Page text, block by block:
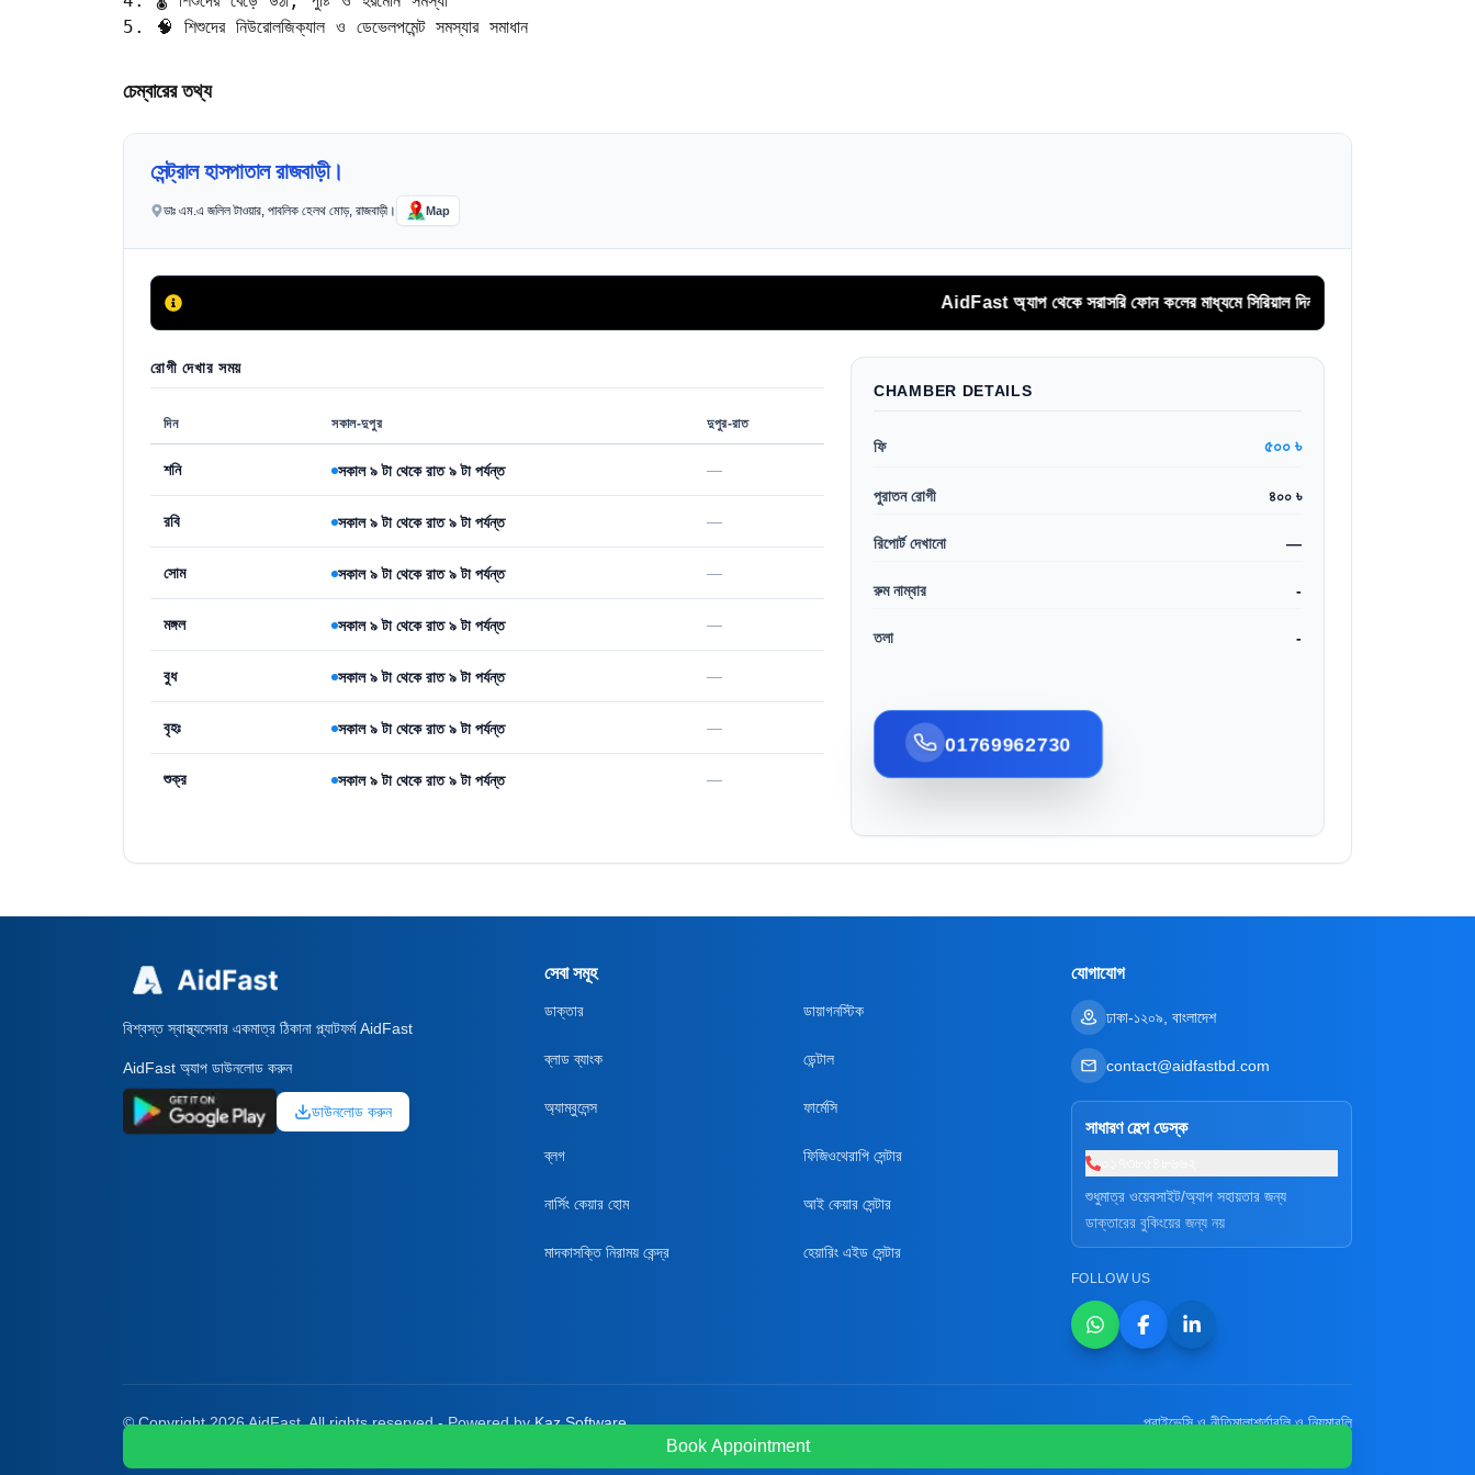
5. 🧠 শিশুদের নিউরোলজিক্যাল ও ডেভেলপমেন্ট সমস্যার সমাধান
চেম্বারের তথ্য
সেন্ট্রাল হাসপাতাল রাজবাড়ী।
ডাঃ এম.এ জলিল টাওয়ার, পাবলিক হেলথ মোড়, রাজবাড়ী। Map
AidFast অ্যাপ থেকে সরাসরি ফোন কলের মাধ্যমে সিরিয়াল দিন।
রোগী দেখার সময়
দিন সকাল-দুপুর দুপুর-রাত
শনি সকাল ৯ টা থেকে রাত ৯ টা পর্যন্ত —
রবি সকাল ৯ টা থেকে রাত ৯ টা পর্যন্ত —
সোম সকাল ৯ টা থেকে রাত ৯ টা পর্যন্ত —
মঙ্গল সকাল ৯ টা থেকে রাত ৯ টা পর্যন্ত —
বুধ সকাল ৯ টা থেকে রাত ৯ টা পর্যন্ত —
বৃহঃ সকাল ৯ টা থেকে রাত ৯ টা পর্যন্ত —
শুক্র সকাল ৯ টা থেকে রাত ৯ টা পর্যন্ত —
CHAMBER DETAILS
ফি ৫০০ ৳
পুরাতন রোগী ৪০০ ৳
রিপোর্ট দেখানো —
রুম নাম্বার -
তলা -
01769962730
Book Appointment
বিশ্বস্ত স্বাস্থ্যসেবার একমাত্র ঠিকানা প্ল্যাটফর্ম AidFast
AidFast অ্যাপ ডাউনলোড করুন
ডাউনলোড করুন
সেবা সমূহ
ডাক্তার ডায়াগনস্টিক
ব্লাড ব্যাংক ডেন্টাল
অ্যাম্বুলেন্স ফার্মেসি
ব্লগ ফিজিওথেরাপি সেন্টার
নার্সিং কেয়ার হোম আই কেয়ার সেন্টার
মাদকাসক্তি নিরাময় কেন্দ্র হেয়ারিং এইড সেন্টার
যোগাযোগ
ঢাকা-১২০৯, বাংলাদেশ
contact@aidfastbd.com
সাধারণ হেল্প ডেস্ক
শুধুমাত্র ওয়েবসাইট/অ্যাপ সহায়তার জন্য
ডাক্তারের বুকিংয়ের জন্য নয়
FOLLOW US
© Copyright 2026 AidFast. All rights reserved - Powered by Kaz Software প্রাইভেসি ও নীতিমালাশর্তাবলি ও নিয়মাবলি